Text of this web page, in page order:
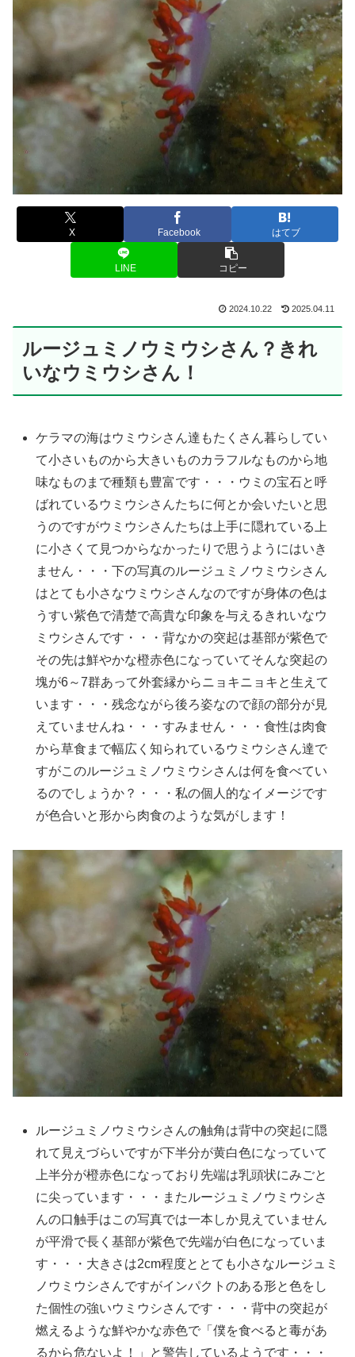
X Facebook はてブ
LINE コピー
2024.10.22 2025.04.11
ルージュミノウミウシさん？きれ
いなウミウシさん！
ケラマの海はウミウシさん達もたくさん暮らしてい
て小さいものから大きいものカラフルなものから地
味なものまで種類も豊富です・・・ウミの宝石と呼
ばれているウミウシさんたちに何とか会いたいと思
うのですがウミウシさんたちは上手に隠れている上
に小さくて見つからなかったりで思うようにはいき
ません・・・下の写真のルージュミノウミウシさん
はとても小さなウミウシさんなのですが身体の色は
うすい紫色で清楚で高貴な印象を与えるきれいなウ
ミウシさんです・・・背なかの突起は基部が紫色で
その先は鮮やかな橙赤色になっていてそんな突起の
塊が6～7群あって外套縁からニョキニョキと生えて
います・・・残念ながら後ろ姿なので顔の部分が見
えていませんね・・・すみません・・・食性は肉食
から草食まで幅広く知られているウミウシさん達で
すがこのルージュミノウミウシさんは何を食べてい
るのでしょうか？・・・私の個人的なイメージです
が色合いと形から肉食のような気がします！
ルージュミノウミウシさんの触角は背中の突起に隠
れて見えづらいですが下半分が黄白色になっていて
上半分が橙赤色になっており先端は乳頭状にみごと
に尖っています・・・またルージュミノウミウシさ
んの口触手はこの写真では一本しか見えていません
が平滑で長く基部が紫色で先端が白色になっていま
す・・・大きさは2cm程度ととても小さなルージュミ
ノウミウシさんですがインパクトのある形と色をし
た個性の強いウミウシさんです・・・背中の突起が
燃えるような鮮やかな赤色で「僕を食べると毒があ
るから危ないよ！」と警告しているようです・・・